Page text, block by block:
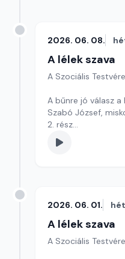
2026. 06. 08.
A lélek szava
A Szociális
A bűnre jó válasz a
Szabó József,
2. rész
Szerkesztő: Krúdy
2026. 06. 01.
A lélek szava
A Szociális